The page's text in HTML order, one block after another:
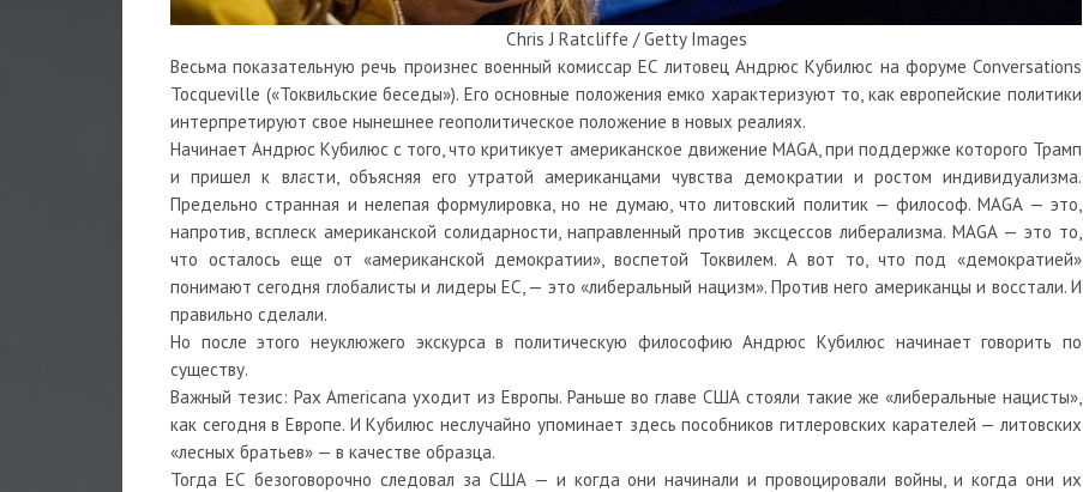
Chris J Ratcliffe / Getty Images
Весьма показательную речь произнес военный комиссар ЕС литовец Андрюс Кубилюс на форуме Conversations
Tocqueville («Токвильские беседы»). Его основные положения емко характеризуют то, как европейские политики
интерпретируют свое нынешнее геополитическое положение в новых реалиях.
Начинает Андрюс Кубилюс с того, что критикует американское движение MAGA, при поддержке которого Трамп
и пришел к власти, объясняя его утратой американцами чувства демократии и ростом индивидуализма.
Предельно странная и нелепая формулировка, но не думаю, что литовский политик — философ. MAGA — это,
напротив, всплеск американской солидарности, направленный против эксцессов либерализма. MAGA — это то,
что осталось еще от «американской демократии», воспетой Токвилем. А вот то, что под «демократией»
понимают сегодня глобалисты и лидеры ЕС, — это «либеральный нацизм». Против него американцы и восстали. И
правильно сделали.
Но после этого неуклюжего экскурса в политическую философию Андрюс Кубилюс начинает говорить по
существу.
Важный тезис: Pax Americana уходит из Европы. Раньше во главе США стояли такие же «либеральные нацисты»,
как сегодня в Европе. И Кубилюс неслучайно упоминает здесь пособников гитлеровских карателей — литовских
«лесных братьев» — в качестве образца.
Тогда ЕС безоговорочно следовал за США — и когда они начинали и провоцировали войны, и когда они их